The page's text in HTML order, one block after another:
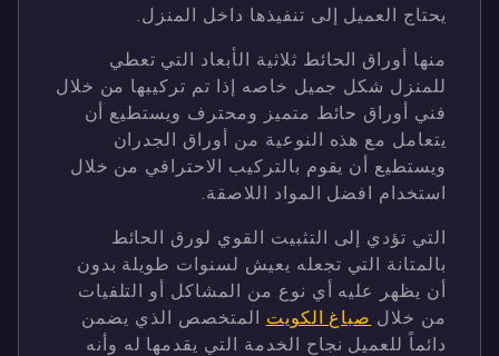
يحتاج العميل إلى تنفيذها داخل المنزل.
منها أوراق الحائط ثلاثية الأبعاد التي تعطي
للمنزل شكل جميل خاصه إذا تم تركيبها من خلال
فني أوراق حائط متميز ومحترف ويستطيع أن
يتعامل مع هذه النوعية من أوراق الجدران
ويستطيع أن يقوم بالتركيب الاحترافي من خلال
استخدام افضل المواد اللاصقة.
التي تؤدي إلى التثبيت القوي لورق الحائط
بالمتانة التي تجعله يعيش لسنوات طويلة بدون
أن يظهر عليه أي نوع من المشاكل أو التلفيات
من خلال صباغ الكويت المتخصص الذي يضمن
دائماً للعميل نجاح الخدمة التي يقدمها له وأنه